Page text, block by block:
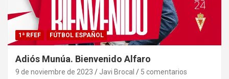
1ª RFEF FÚTBOL ESPAÑOL
Adiós Munúa. Bienvenido Alfaro
9 de noviembre de 2023 Javi Brocal 5 comentarios